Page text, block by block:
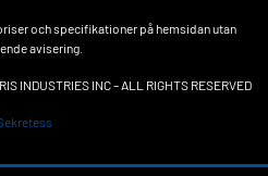
och specifikationer på hemsidan utan
avisering.
INDUSTRIES INC – ALL RIGHTS RESERVED